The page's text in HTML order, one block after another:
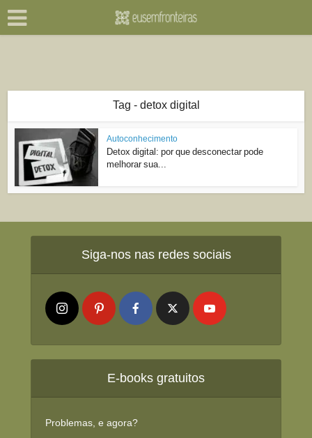
Tag - detox digital
Autoconhecimento
Detox digital: por que desconectar pode
melhorar sua...
Siga-nos nas redes sociais
E-books gratuitos
Problemas, e agora?